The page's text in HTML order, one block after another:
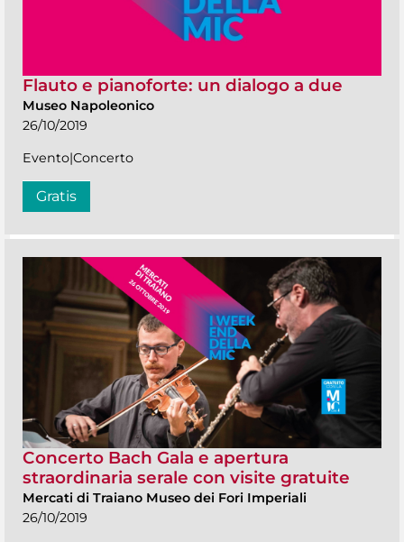
Flauto e pianoforte: un dialogo a due
Museo Napoleonico
26/10/2019
Evento|Concerto
Gratis
Concerto Bach Gala e apertura
straordinaria serale con visite gratuite
Mercati di Traiano Museo dei Fori Imperiali
26/10/2019